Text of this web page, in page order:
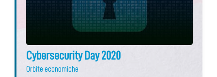
Cybersecurity Day 2020
Orbite economiche